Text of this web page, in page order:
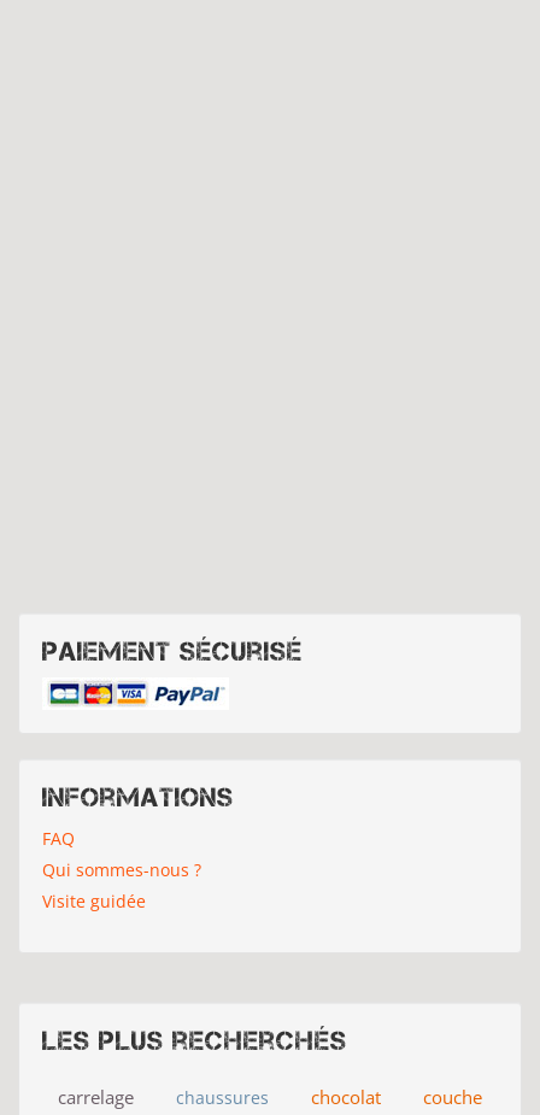
Paiement sécurisé
Informations
FAQ
Qui sommes-nous ?
Visite guidée
Les plus recherchés
carrelage chaussures chocolat
couche